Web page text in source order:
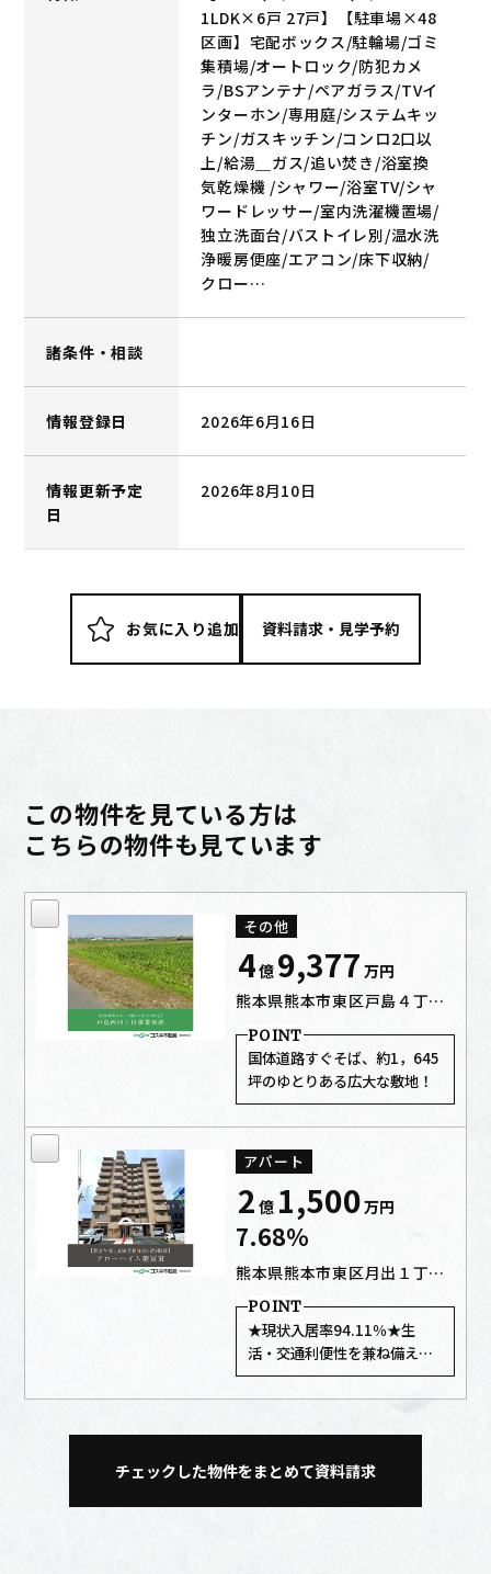
1LDK×6戸 27戸】【駐車場×48
区画】宅配ボックス/駐輪場/ゴミ
集積場/オートロック/防犯カメ
ラ/BSアンテナ/ペアガラス/TVイ
ンターホン/専用庭/システムキッ
チン/ガスキッチン/コンロ2口以
上/給湯＿ガス/追い焚き/浴室換
気乾燥機 /シャワー/浴室TV/シャ
ワードレッサー/室内洗濯機置場/
独立洗面台/バストイレ別/温水洗
浄暖房便座/エアコン/床下収納/
クロー…
諸条件・相談
情報登録日 2026年6月16日
情報更新予定
日
2026年8月10日
お気に入り追加
この物件を見ている方は
こちらの物件も見ています
その他
4億 9,377 万円
熊本県熊本市東区戸島４丁目3521番1
国体道路すぐそば、約1，645
坪のゆとりある広大な敷地！
アパート
2 億 1,500万円
7.68%
熊本県熊本市東区月出１丁目7-15
★現状入居率94.11％★生
活・交通利便性を兼ね備えた
物件♪